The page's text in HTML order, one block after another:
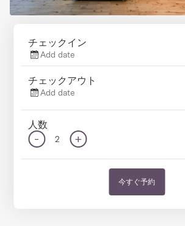
チェックイン
Add date
チェックアウト
Add date
人数
- 2 +
今すぐ予約